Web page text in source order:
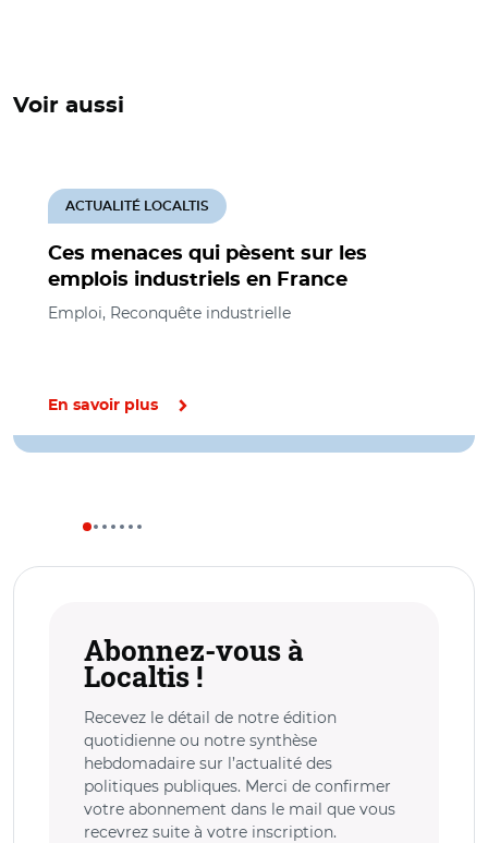
Voir aussi
Ces menaces qui pèsent sur les
emplois industriels en France
ACTUALITÉ LOCALTIS
Emploi, Reconquête industrielle
En savoir plus
Abonnez-vous à
Localtis !
Recevez le détail de notre édition
quotidienne ou notre synthèse
hebdomadaire sur l’actualité des
politiques publiques. Merci de confirmer
votre abonnement dans le mail que vous
recevrez suite à votre inscription.